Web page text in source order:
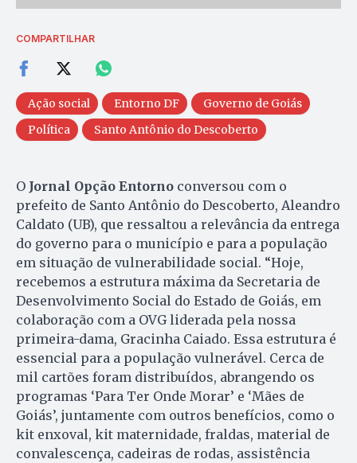
COMPARTILHAR
Ação social Entorno DF
Governo de Goiás
Política
Santo Antônio do Descoberto
O Jornal Opção Entorno conversou com o
prefeito de Santo Antônio do Descoberto, Aleandro
Caldato (UB), que ressaltou a relevância da entrega
do governo para o município e para a população
em situação de vulnerabilidade social. “Hoje,
recebemos a estrutura máxima da Secretaria de
Desenvolvimento Social do Estado de Goiás, em
colaboração com a OVG liderada pela nossa
primeira-dama, Gracinha Caiado. Essa estrutura é
essencial para a população vulnerável. Cerca de
mil cartões foram distribuídos, abrangendo os
programas ‘Para Ter Onde Morar’ e ‘Mães de
Goiás’, juntamente com outros benefícios, como o
kit enxoval, kit maternidade, fraldas, material de
convalescença, cadeiras de rodas, assistência